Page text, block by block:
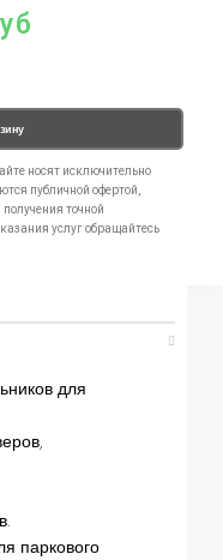
носят исключительно
публичной офертой,
точной
услуг обращайтесь
для
паркового